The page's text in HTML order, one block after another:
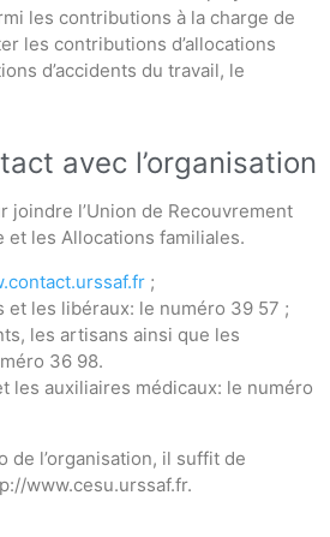
les contributions à la charge de
les contributions d’allocations
d’accidents du travail, le
avec l’organisation
joindre l’Union de Recouvrement
et les Allocations familiales.
;
et les libéraux: le numéro 39 57 ;
les artisans ainsi que les
36 98.
les auxiliaires médicaux: le numéro
de l’organisation, il suffit de
www.cesu.urssaf.fr.